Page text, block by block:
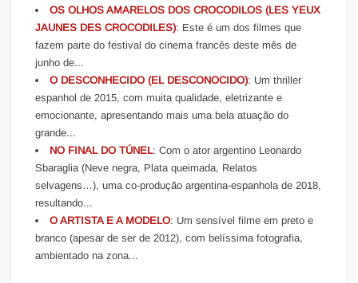
OS OLHOS AMARELOS DOS CROCODILOS (LES YEUX
JAUNES DES CROCODILES): Este é um dos filmes que
fazem parte do festival do cinema francês deste mês de
junho de...
O DESCONHECIDO (EL DESCONOCIDO): Um thriller
espanhol de 2015, com muita qualidade, eletrizante e
emocionante, apresentando mais uma bela atuação do
grande...
NO FINAL DO TÚNEL: Com o ator argentino Leonardo
Sbaraglia (Neve negra, Plata queimada, Relatos
selvagens…), uma co-produção argentina-espanhola de 2018,
resultando...
O ARTISTA E A MODELO: Um sensível filme em preto e
branco (apesar de ser de 2012), com belíssima fotografia,
ambientado na zona...